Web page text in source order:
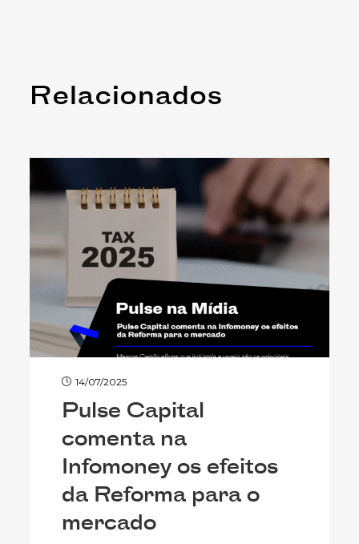
Relacionados
14/07/2025
Pulse Capital
comenta na
Infomoney os efeitos
da Reforma para o
mercado